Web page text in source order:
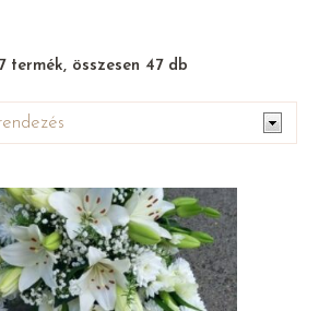
termék, összesen 47 db